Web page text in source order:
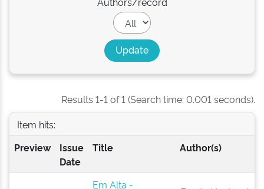
Results 1-1 of 1 (Search time: 0.001 seconds).
Item hits:
Preview
Issue
Date
Title Author(s)
Em Alta -